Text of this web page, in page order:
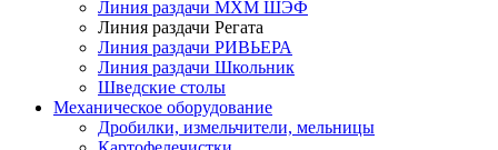
Линия раздачи МХМ ШЭФ
Линия раздачи Регата
Линия раздачи РИВЬЕРА
Линия раздачи Школьник
Шведские столы
Механическое оборудование
Дробилки, измельчители, мельницы